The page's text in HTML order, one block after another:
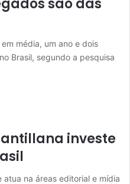
média, um ano e dois
Brasil, segundo a pesquisa
investe
na áreas editorial e mídia